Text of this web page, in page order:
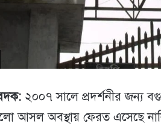
২০০৭ সালে প্রদর্শনীর জন্য
আসল অবস্থায় ফেরত এসেছে